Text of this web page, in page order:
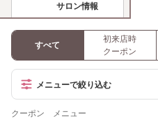
サロン情報
すべて
初来店時
クーポン
メニューで絞り込む
クーポン メニュー